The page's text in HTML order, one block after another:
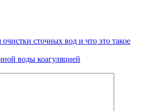
сточных вод и что это такое
воды коагуляцией